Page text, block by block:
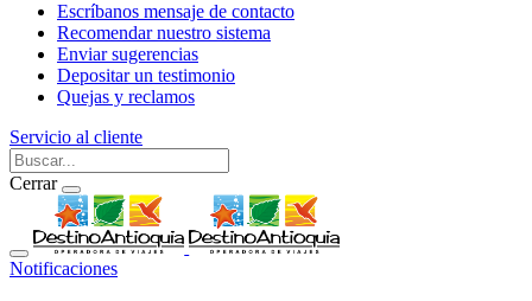
Escríbanos mensaje de contacto
Recomendar nuestro sistema
Enviar sugerencias
Depositar un testimonio
Quejas y reclamos
Servicio al cliente
Cerrar
Notificaciones